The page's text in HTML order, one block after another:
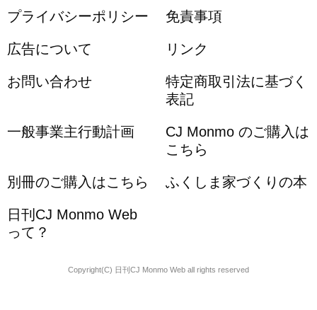
プライバシーポリシー 免責事項
広告について リンク
お問い合わせ
特定商取引法に基づく
表記
一般事業主行動計画
CJ Monmo のご購入は
こちら
別冊のご購入はこちら ふくしま家づくりの本
日刊CJ Monmo Web
って？
Copyright(C) 日刊CJ Monmo Web all rights reserved